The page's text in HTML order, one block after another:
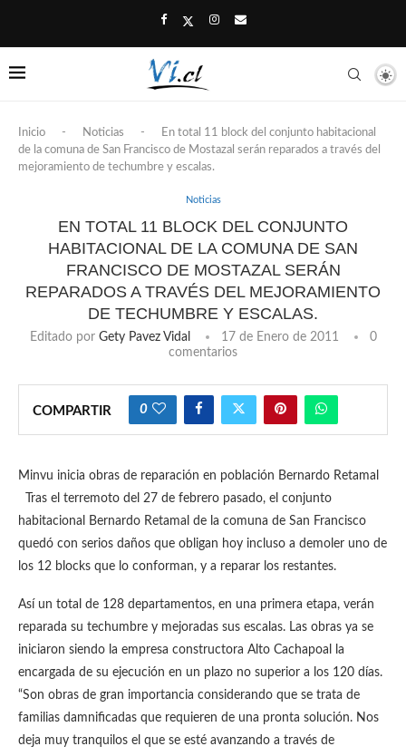
Inicio - Noticias -
En total 11 block del conjunto habitacional
de la comuna de San Francisco de Mostazal serán reparados a través del
mejoramiento de techumbre y escalas.
Noticias
EN TOTAL 11 BLOCK DEL CONJUNTO
HABITACIONAL DE LA COMUNA DE SAN
FRANCISCO DE MOSTAZAL SERÁN
REPARADOS A TRAVÉS DEL MEJORAMIENTO
DE TECHUMBRE Y ESCALAS.
Editado por Gety Pavez Vidal 17 de Enero de 2011
0
comentarios
COMPARTIR 0
Minvu inicia obras de reparación en población Bernardo Retamal
Tras el terremoto del 27 de febrero pasado, el conjunto
habitacional Bernardo Retamal de la comuna de San Francisco
quedó con serios daños que obligan hoy incluso a demoler uno de
los 12 blocks que lo conforman, y a reparar los restantes.
Así un total de 128 departamentos, en una primera etapa, verán
reparada su techumbre y mejoradas sus escalas. Las obras ya se
iniciaron siendo la empresa constructora Alto Cachapoal la
encargada de su ejecución en un plazo no superior a los 120 días.
“Son obras de gran importancia considerando que se trata de
familias damnificadas que requieren de una pronta solución. Nos
deja muy tranquilos el que se esté avanzando a través de